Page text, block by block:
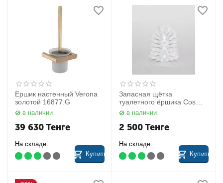
Ершик настенный Verona
золотой 16877.G
в наличии
39 630Тенге
На складе:
Купить
Запасная щётка
туалетного ёршика Cosmo
4212397 Nicol
в наличии
2 500Тенге
На складе:
Купить